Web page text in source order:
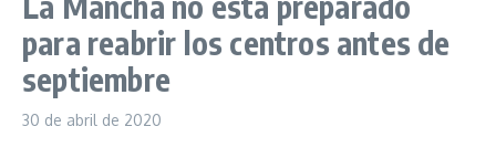
para reabrir los centros antes de
septiembre
30 de abril de 2020